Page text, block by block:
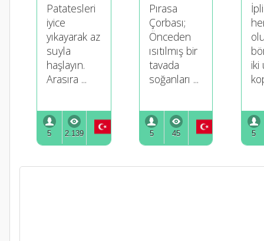
Patatesleri
iyice
yıkayarak az
suyla
haşlayın.
Arasıra ...
5 2.139
Pırasa
Çorbası;
Önceden
ısıtılmış bir
tavada
soğanları ...
5 45
iki
5